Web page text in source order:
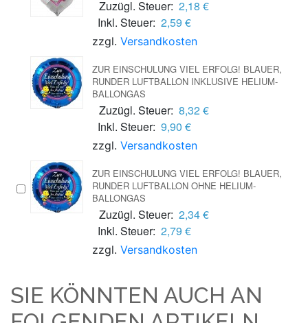
Zuzügl. Steuer: 2,18 €
Inkl. Steuer: 2,59 €
zzgl. Versandkosten
ZUR EINSCHULUNG VIEL ERFOLG! BLAUER,
RUNDER LUFTBALLON INKLUSIVE HELIUM-
BALLONGAS
Zuzügl. Steuer: 8,32 €
Inkl. Steuer: 9,90 €
zzgl. Versandkosten
ZUR EINSCHULUNG VIEL ERFOLG! BLAUER,
RUNDER LUFTBALLON OHNE HELIUM-
BALLONGAS
Zuzügl. Steuer: 2,34 €
Inkl. Steuer: 2,79 €
zzgl. Versandkosten
SIE KÖNNTEN AUCH AN